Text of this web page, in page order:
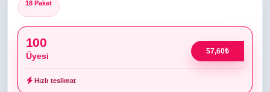
18 Paket
100
Üyesi 57,60₺
Hızlı teslimat